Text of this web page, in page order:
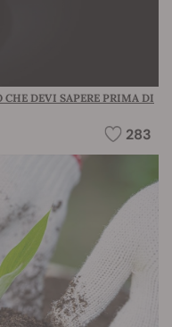
DEVI SAPERE PRIMA DI
283